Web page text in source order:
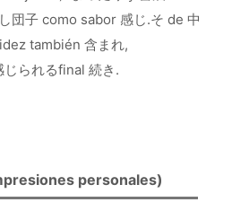
団子 como sabor 感じ.そ de 中
también 含まれ,
られるfinal 続き.
personales)